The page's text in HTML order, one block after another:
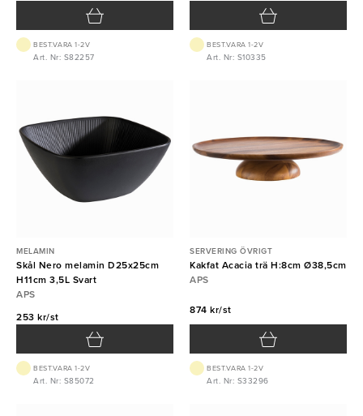
BEST.VARA 1-2V
Art. Nr: S82257
BEST.VARA 1-2V
Art. Nr: S10335
MELAMIN
Skål Nero melamin D25x25cm
H11cm 3,5L Svart
APS
253 kr/st
BEST.VARA 1-2V
Art. Nr: S85072
SERVERING ÖVRIGT
Kakfat Acacia trä H:8cm Ø38,5cm
APS
874 kr/st
BEST.VARA 1-2V
Art. Nr: S33296